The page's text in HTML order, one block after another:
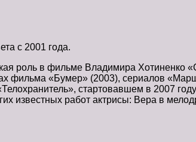
с 2001 года.
роль в фильме Владимира Хотиненко
фильма «Бумер» (2003), сериалов
стартовавшем в 2007
известных работ актрисы: Вера в